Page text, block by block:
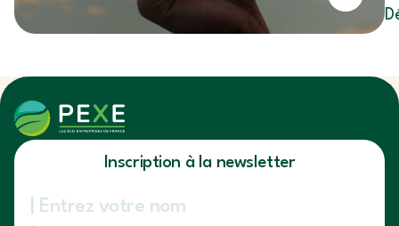
Inscription à la newsletter